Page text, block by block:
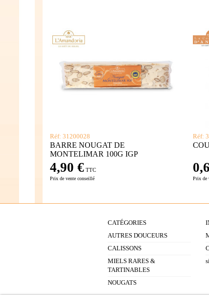
Réf: 31200028
BARRE NOUGAT DE
MONTELIMAR 100G IGP
4,90 € TTC
Prix de vente conseillé
Réf:
Prix de
CATÉGORIES
AUTRES DOUCEURS
CALISSONS
MIELS RARES &
TARTINABLES
NOUGATS